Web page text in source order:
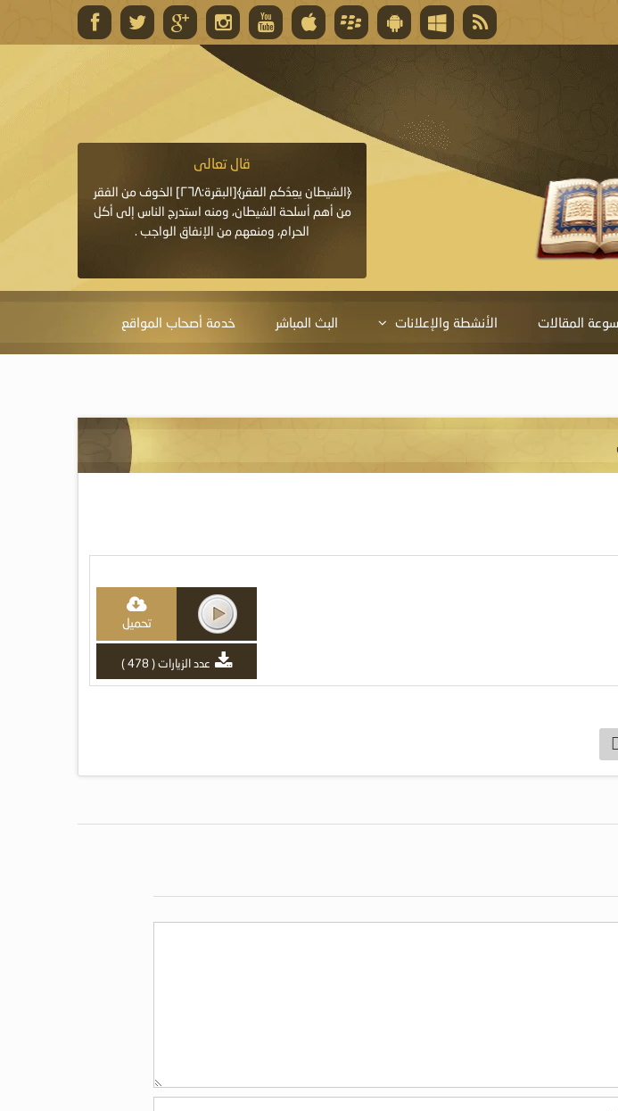
قال تعالى
لأنها أغلى جائزة، وهي مفتاح باب العطايا التي
قال تعالى
﴿الشيطان يعِدُكم الفقر﴾[البقرة:٢٦٨] الخوف من الفقر
من أهم أسلحة الشيطان، ومنه استدرج الناس إلى أكل
الحرام، ومنعهم من الإنفاق الواجب .
المقالات الأنشطة والإعلانات البث المباشر خدمة أصحاب المواقع
تحميل
عدد الزيارات ( 478 )